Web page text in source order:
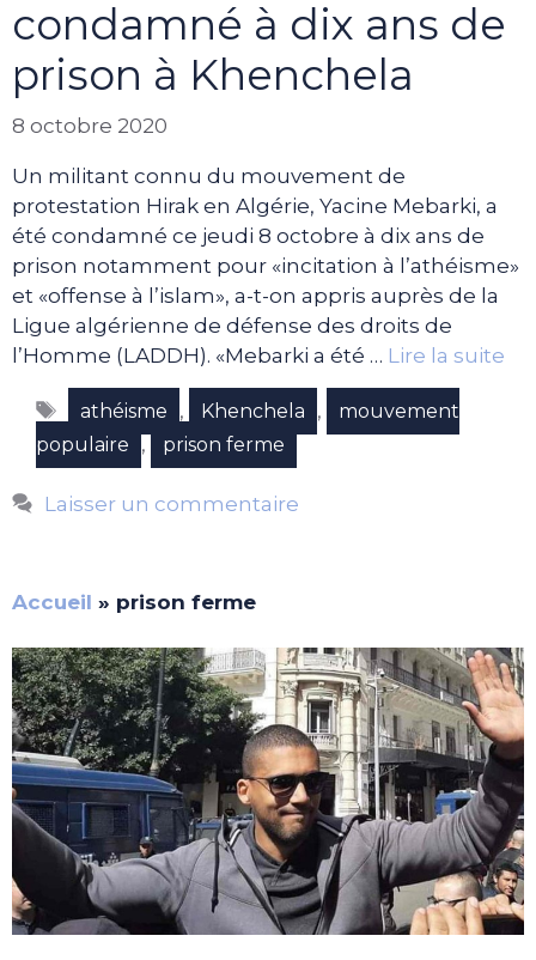
condamné à dix ans de
prison à Khenchela
8 octobre 2020
Un militant connu du mouvement de
protestation Hirak en Algérie, Yacine Mebarki, a
été condamné ce jeudi 8 octobre à dix ans de
prison notamment pour «incitation à l’athéisme»
et «offense à l’islam», a-t-on appris auprès de la
Ligue algérienne de défense des droits de
l’Homme (LADDH). «Mebarki a été … Lire la suite
Étiquettes
athéisme , Khenchela ,
mouvement
populaire
, prison ferme
Laisser un commentaire
Accueil » prison ferme